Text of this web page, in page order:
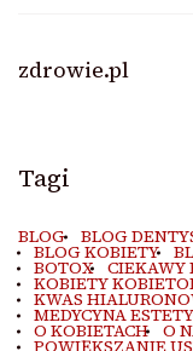
zdrowie.pl
Tagi
BLOG BLOG
BLOG KOBIETY
BOTOX CIEKAWY
KOBIETY
KWAS
MEDYCYNA
O KOBIETACH O